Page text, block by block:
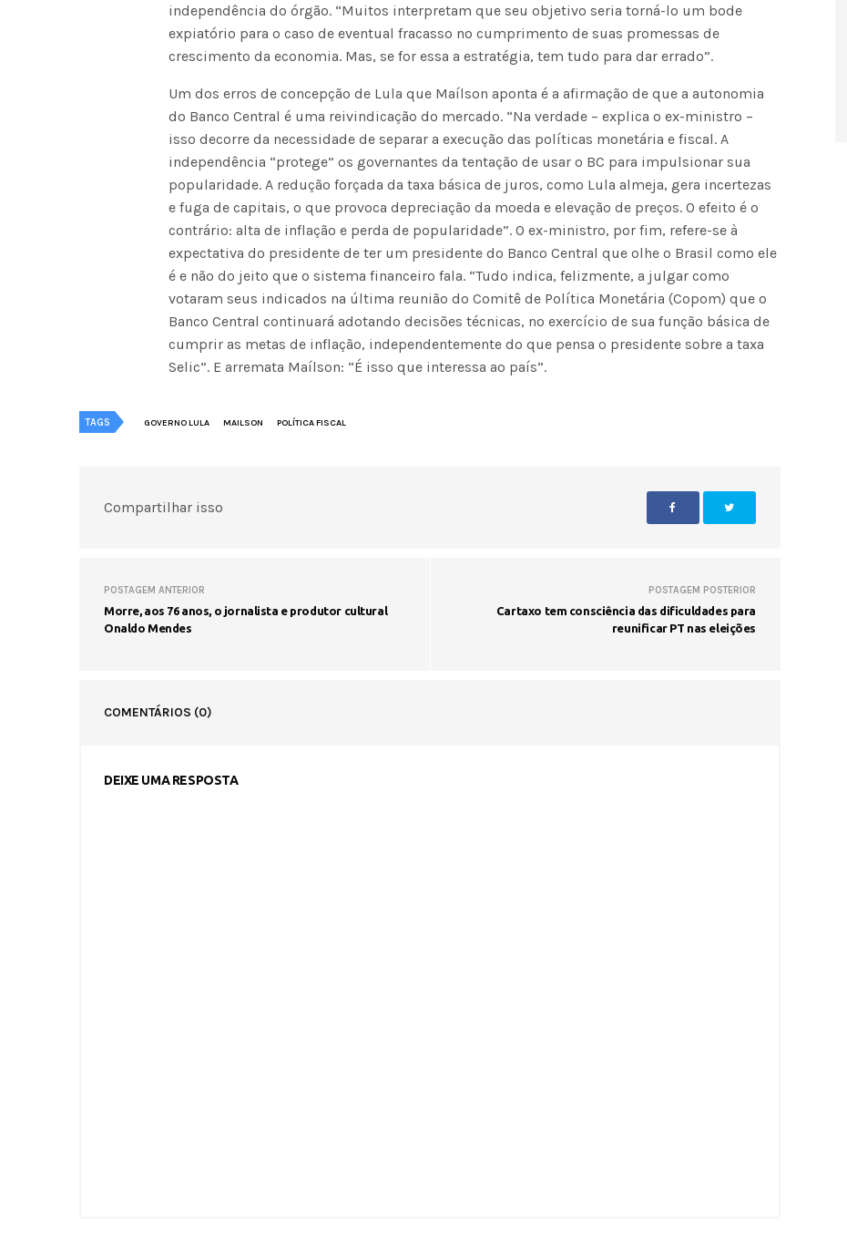
independência do órgão. “Muitos interpretam que seu objetivo seria torná-lo um bode
expiatório para o caso de eventual fracasso no cumprimento de suas promessas de
crescimento da economia. Mas, se for essa a estratégia, tem tudo para dar errado”.
Um dos erros de concepção de Lula que Maílson aponta é a afirmação de que a autonomia
do Banco Central é uma reivindicação do mercado. “Na verdade – explica o ex-ministro –
isso decorre da necessidade de separar a execução das políticas monetária e fiscal. A
independência “protege” os governantes da tentação de usar o BC para impulsionar sua
popularidade. A redução forçada da taxa básica de juros, como Lula almeja, gera incertezas
e fuga de capitais, o que provoca depreciação da moeda e elevação de preços. O efeito é o
contrário: alta de inflação e perda de popularidade”. O ex-ministro, por fim, refere-se à
expectativa do presidente de ter um presidente do Banco Central que olhe o Brasil como ele
é e não do jeito que o sistema financeiro fala. “Tudo indica, felizmente, a julgar como
votaram seus indicados na última reunião do Comitê de Política Monetária (Copom) que o
Banco Central continuará adotando decisões técnicas, no exercício de sua função básica de
cumprir as metas de inflação, independentemente do que pensa o presidente sobre a taxa
Selic”. E arremata Maílson: “É isso que interessa ao país”.
TAGS GOVERNO LULA MAILSON POLÍTICA FISCAL
Compartilhar isso
POSTAGEM ANTERIOR
Morre, aos 76 anos, o jornalista e produtor cultural
Onaldo Mendes
POSTAGEM POSTERIOR
Cartaxo tem consciência das dificuldades para
reunificar PT nas eleições
COMENTÁRIOS (0)
DEIXE UMA RESPOSTA
Voo cancelado, bagagem extraviada e
os seus direitos